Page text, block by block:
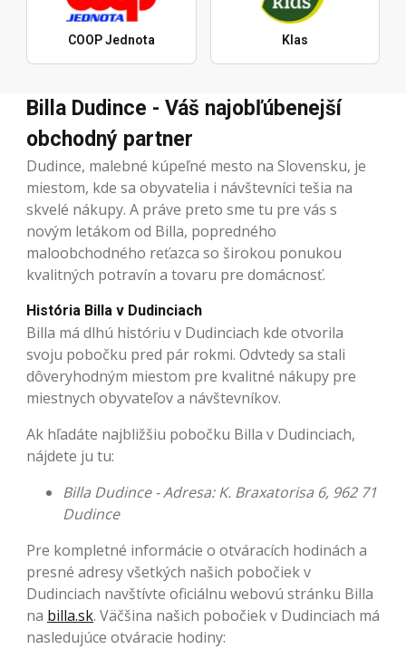
COOP Jednota Klas
Billa Dudince - Váš najobľúbenejší
obchodný partner
Dudince, malebné kúpeľné mesto na Slovensku, je
miestom, kde sa obyvatelia i návštevníci tešia na
skvelé nákupy. A práve preto sme tu pre vás s
novým letákom od Billa, popredného
maloobchodného reťazca so širokou ponukou
kvalitných potravín a tovaru pre domácnosť.
História Billa v Dudinciach
Billa má dlhú históriu v Dudinciach kde otvorila
svoju pobočku pred pár rokmi. Odvtedy sa stali
dôveryhodným miestom pre kvalitné nákupy pre
miestnych obyvateľov a návštevníkov.
Ak hľadáte najbližšiu pobočku Billa v Dudinciach,
nájdete ju tu:
Billa Dudince - Adresa: K. Braxatorisa 6, 962 71
Dudince
Pre kompletné informácie o otváracích hodinách a
presné adresy všetkých našich pobočiek v
Dudinciach navštívte oficiálnu webovú stránku Billa
na billa.sk. Väčšina našich pobočiek v Dudinciach má
nasledujúce otváracie hodiny: